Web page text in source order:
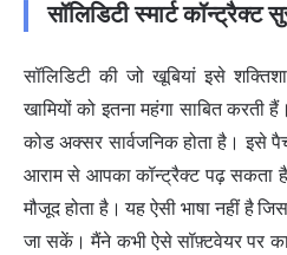
सॉलिडिटी स्मार्ट कॉन्ट्रैक्ट
सॉलिडिटी की जो खूबियां इसे
खामियों को इतना महंगा साबित करती
कोड अक्सर सार्वजनिक होता है। इसे
आराम से आपका कॉन्ट्रैक्ट पढ़ सकता
मौजूद होता है। यह ऐसी भाषा नहीं है
जा सकें। मैंने कभी ऐसे सॉफ़्टवेयर पर